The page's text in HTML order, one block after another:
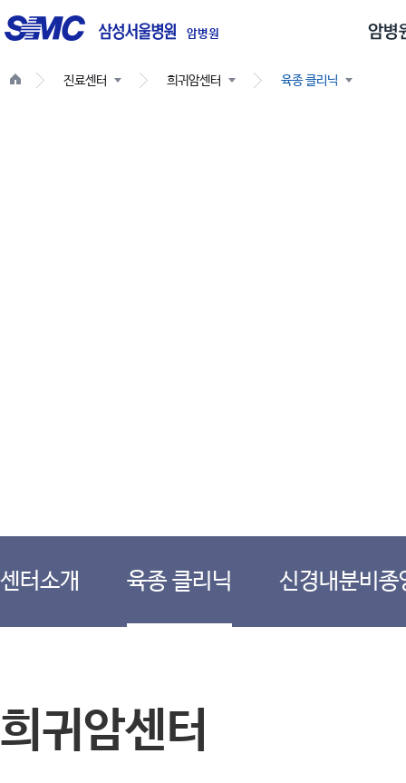
암병원
글
로
네
진료센터 희귀암센터 육종 클리닉
센터소개 육종 클리닉 신경내분비
희귀암센터